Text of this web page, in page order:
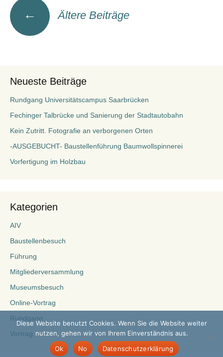
Beitragsnavigation
← Ältere Beiträge
Neueste Beiträge
Rundgang Universitätscampus Saarbrücken
Fechinger Talbrücke und Sanierung der Stadtautobahn
Kein Zutritt. Fotografie an verborgenen Orten
-AUSGEBUCHT- Baustellenführung Baumwollspinnerei
Vorfertigung im Holzbau
Kategorien
AIV
Baustellenbesuch
Führung
Mitgliederversammlung
Museumsbesuch
Online-Vortrag
Rundgang
Vortrag
Diese Website benutzt Cookies. Wenn Sie die Website weiter
nutzen, gehen wir von Ihrem Einverständnis aus.
Ok
No Datenschutzerklärung